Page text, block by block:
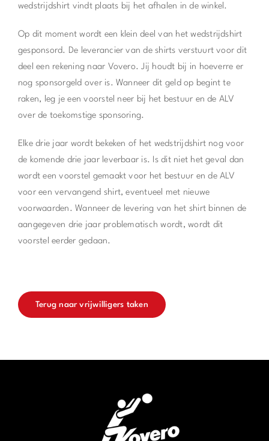
wedstrijdshirt vindt plaats bij het afhalen in de winkel.
Op dit moment wordt een klein deel van het wedstrijdshirt
gesponsord. De leverancier van de shirts verstuurt voor dit
deel een rekening naar Vovero. Jij houdt bij in hoeverre er
nog sponsorgeld over is. Wanneer dit geld op begint te
raken, leg je een voorstel neer bij het bestuur en de ALV
over de toekomstige sponsoring.
Elke drie jaar wordt bekeken of het wedstrijdshirt nog voor
de komende drie jaar leverbaar is. Is dit niet het geval dan
wordt een voorstel gemaakt voor het bestuur en de ALV
voor een vervangend shirt, eventueel met nieuwe
voorwaarden. Wanneer de levering van het shirt binnen de
aangegeven drie jaar problematisch wordt, wordt dit
voorstel eerder gedaan.
Terug naar vrijwilligers taken